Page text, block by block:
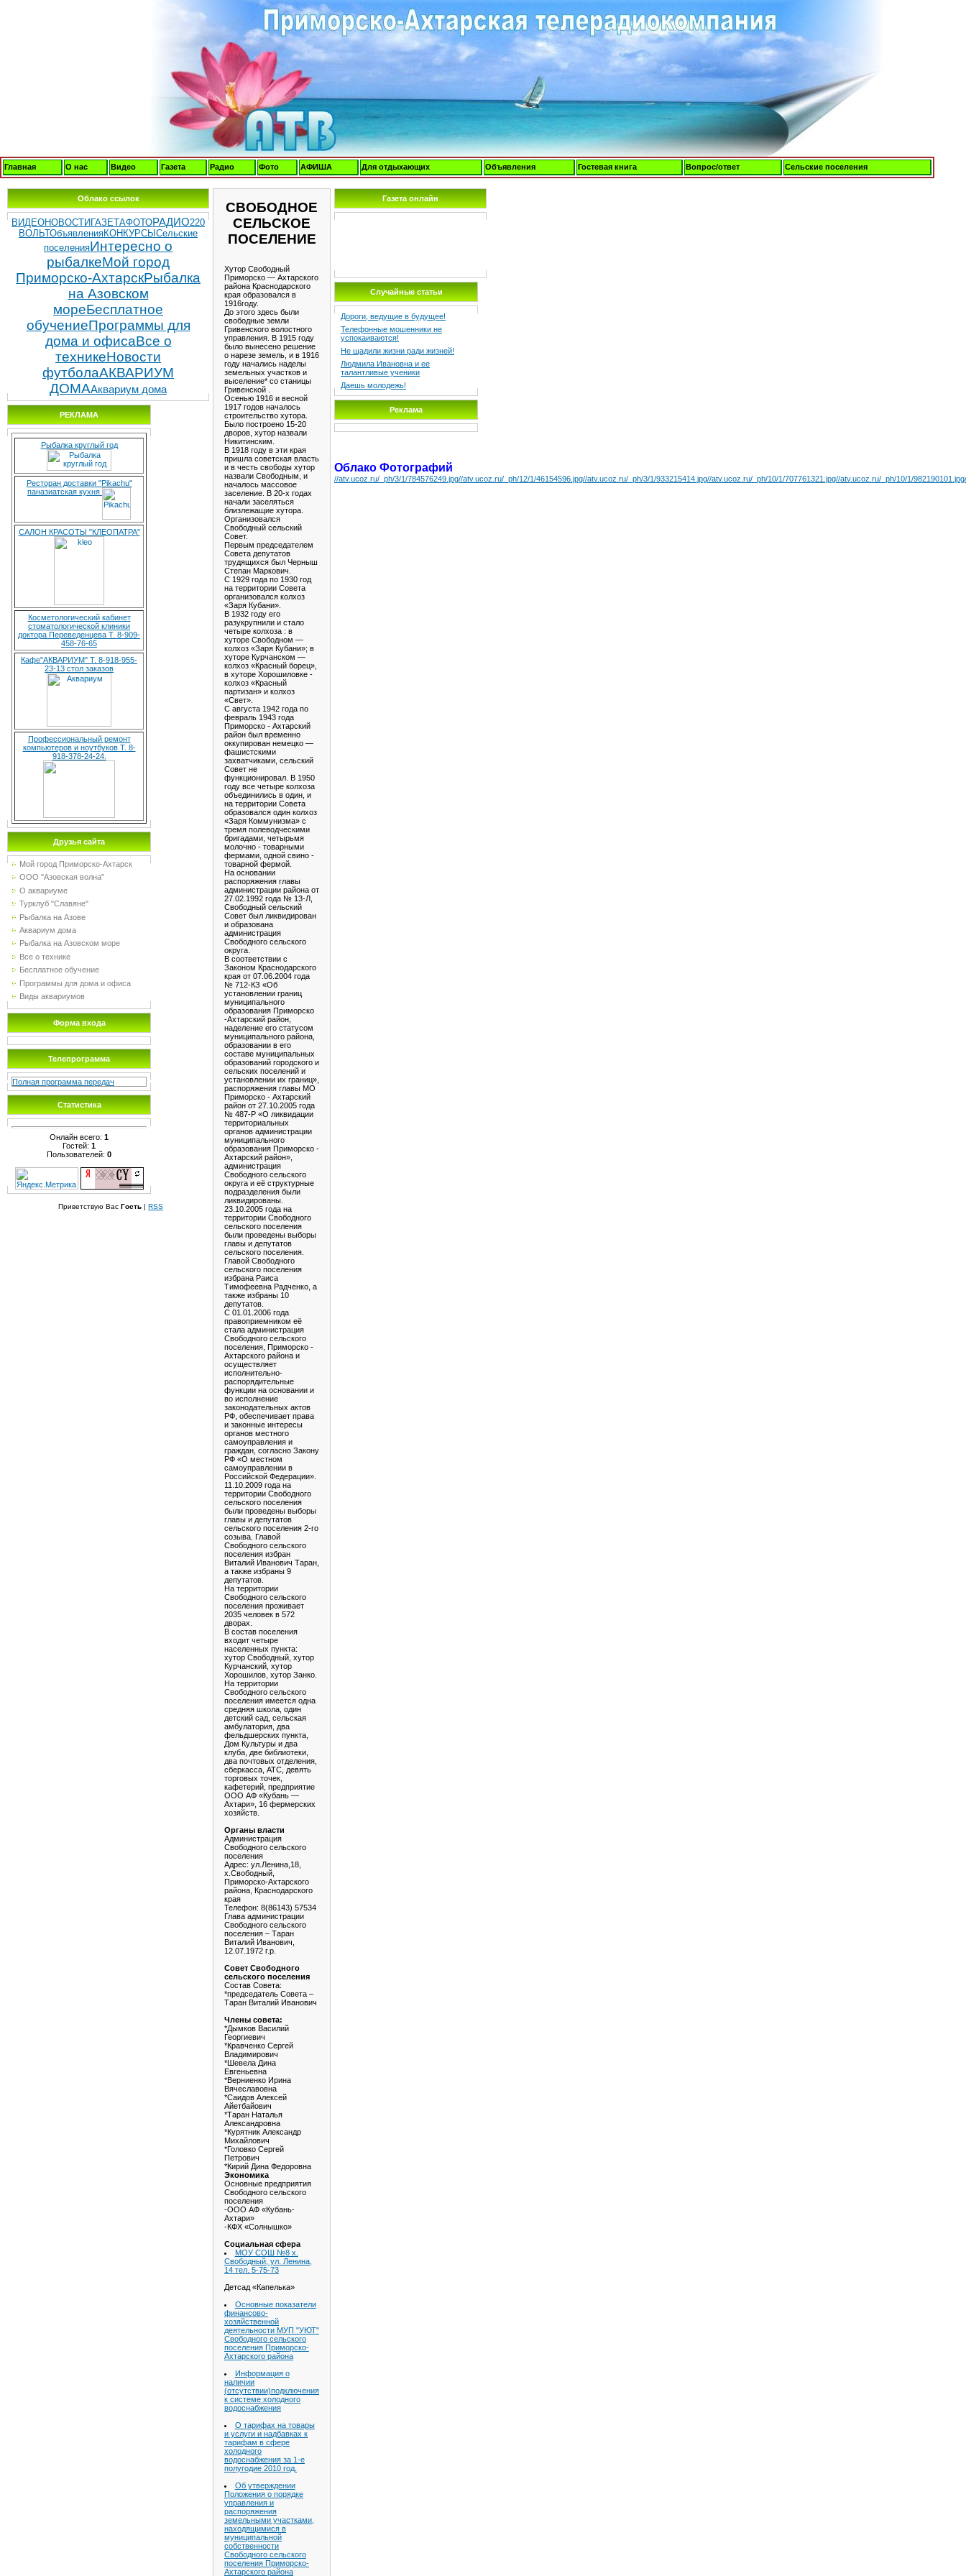
Главная О нас Видео Газета Радио Фото АФИША Для отдыхающих Объявления Гостевая книга Вопрос/ответ Сельские поселения
Облако ссылок
ВИДЕОНОВОСТИ ГАЗЕТАФОТОРАДИО220
ВОЛЬТОбъявленияКОНКУРСЫ Сельские
поселенияИнтересно о
рыбалкеМой город
Приморско-АхтарскРыбалка
на Азовском
мореБесплатное
обучениеПрограммы для
дома и офисаВсе о
техникеНовости
футболаАКВАРИУМ
ДОМААквариум дома
РЕКЛАМА
Рыбалка круглый год
Ресторан доставки "Pikachu"
паназиатская кухня
САЛОН КРАСОТЫ "КЛЕОПАТРА"
Косметологический кабинет
стоматологической клиники
доктора Переведенцева Т. 8-909-
458-76-65
Кафе"АКВАРИУМ" Т. 8-918-955-
23-13 стол заказов
Профессиональный ремонт
компьютеров и ноутбуков Т. 8-
918-378-24-24.
Друзья сайта
Мой город Приморско-Ахтарск
ООО "Азовская волна"
О аквариуме
Турклуб "Славяне"
Рыбалка на Азове
Аквариум дома
Рыбалка на Азовском море
Все о технике
Бесплатное обучение
Программы для дома и офиса
Виды аквариумов
Форма входа
Телепрограмма
Полная программа передач
Статистика
Онлайн всего: 1
Гостей: 1
Пользователей: 0
Приветствую Вас Гость | RSS
СВОБОДНОЕ
СЕЛЬСКОЕ
ПОСЕЛЕНИЕ
Хутор Свободный
Приморско — Ахтарского
района Краснодарского
края образовался в
1916году.
До этого здесь были
свободные земли
Гривенского волостного
управления. В 1915 году
было вынесено решение
о нарезе земель, и в 1916
году начались наделы
земельных участков и
выселение* со станицы
Гривенской .
Осенью 1916 и весной
1917 годов началось
строительство хутора.
Было построено 15-20
дворов, хутор назвали
Никитинским.
В 1918 году в эти края
пришла cоветская власть
и в честь cвободы хутор
назвали Свободным, и
началось массовое
заселение. В 20-х годах
начали заселяться
близлежащие хутора.
Организовался
Свободный сельский
Совет.
Первым председателем
Совета депутатов
трудящихся был Черныш
Степан Маркович.
С 1929 года по 1930 год
на территории Совета
организовался колхоз
«Заря Кубани».
В 1932 году его
разукрупнили и стало
четыре колхоза : в
хуторе Свободном —
колхоз «Заря Кубани»; в
хуторе Курчанском —
колхоз «Красный борец»,
в хуторе Хорошиловке -
колхоз «Красный
партизан» и колхоз
«Свет».
С августа 1942 года по
февраль 1943 года
Приморско - Ахтарский
район был временно
оккупирован немецко —
фашистскими
захватчиками, сельский
Совет не
функционировал. В 1950
году все четыре колхоза
объединились в один, и
на территории Совета
образовался один колхоз
«Заря Коммунизма» с
тремя полеводческими
бригадами, четырьмя
молочно - товарными
фермами, одной свино -
товарной фермой.
На основании
распоряжения главы
администрации района от
27.02.1992 года № 13-Л,
Свободный сельский
Совет был ликвидирован
и образована
администрация
Свободного сельского
округа.
В соответствии с
Законом Краснодарского
края от 07.06.2004 года
№ 712-КЗ «Об
установлении границ
муниципального
образования Приморско
-Ахтарский район,
наделение его статусом
муниципального района,
образовании в его
составе муниципальных
образований городского и
сельских поселений и
установлении их границ»,
распоряжения главы МО
Приморско - Ахтарский
район от 27.10.2005 года
№ 487-Р «О ликвидации
территориальных
органов администрации
муниципального
образования Приморско -
Ахтарский район»,
администрация
Свободного сельского
округа и её структурные
подразделения были
ликвидированы.
23.10.2005 года на
территории Свободного
сельского поселения
были проведены выборы
главы и депутатов
сельского поселения.
Главой Свободного
сельского поселения
избрана Раиса
Тимофеевна Радченко, а
также избраны 10
депутатов.
С 01.01.2006 года
правоприемником её
стала администрация
Свободного сельского
поселения, Приморско -
Ахтарского района и
осуществляет
исполнительно-
распорядительные
функции на основании и
во исполнение
законодательных актов
РФ, обеспечивает права
и законные интересы
органов местного
самоуправления и
граждан, согласно Закону
РФ «О местном
самоуправлении в
Российской Федерации».
11.10.2009 года на
территории Свободного
сельского поселения
были проведены выборы
главы и депутатов
сельского поселения 2-го
созыва. Главой
Свободного сельского
поселения избран
Виталий Иванович Таран,
а также избраны 9
депутатов.
На территории
Свободного сельского
поселения проживает
2035 человек в 572
дворах.
В состав поселения
входит четыре
населенных пункта:
хутор Свободный, хутор
Курчанский, хутор
Хорошилов, хутор Занко.
На территории
Свободного сельского
поселения имеется одна
средняя школа, один
детский сад, сельская
амбулатория, два
фельдшерских пункта,
Дом Культуры и два
клуба, две библиотеки,
два почтовых отделения,
сберкасса, АТС, девять
торговых точек,
кафетерий, предприятие
ООО АФ «Кубань —
Ахтари», 16 фермерских
хозяйств.
Органы власти
Администрация
Свободного сельского
поселения
Адрес: ул.Ленина,18,
х.Свободный,
Приморско-Ахтарского
района, Краснодарского
края
Телефон: 8(86143) 57534
Глава администрации
Свободного сельского
поселения – Таран
Виталий Иванович,
12.07.1972 г.р.
Совет Свободного
сельского поселения
Состав Совета:
*председатель Совета –
Таран Виталий Иванович
Члены совета:
*Дымков Василий
Георгиевич
*Кравченко Сергей
Владимирович
*Шевела Дина
Евгеньевна
*Верниенко Ирина
Вячеславовна
*Саидов Алексей
Айетбайович
*Таран Наталья
Александровна
*Курятник Александр
Михайлович
*Головко Сергей
Петрович
*Кирий Дина Федоровна
Экономика
Основные предприятия
Свободного сельского
поселения
-ООО АФ «Кубань-
Ахтари»
-КФХ «Солнышко»
Социальная сфера
МОУ СОШ №8 х.
Свободный, ул. Ленина,
14 тел. 5-75-73
Детсад «Капелька»
Основные показатели
финансово-
хозяйственной
деятельности МУП "УЮТ"
Свободного сельского
поселения Приморско-
Ахтарского района
Информация о
наличии
(отсутствии)подключения
к системе холодного
водоснабжения
О тарифах на товары
и услуги и надбавках к
тарифам в сфере
холодного
водоснабжения за 1-е
полугодие 2010 год.
Об утверждении
Положения о порядке
управления и
распоряжения
земельными участками,
находящимися в
муниципальной
собственности
Свободного сельского
поселения Приморско-
Ахтарского района
Газета онлайн
Случайные статьи
Дороги, ведущие в будущее!
Телефонные мошенники не
успокаиваются!
Не щадили жизни ради жизней!
Людмила Ивановна и ее
талантливые ученики
Даешь молодежь!
Реклама
Облако Фотографий
//atv.ucoz.ru/_ph/3/1/784576249.jpg//atv.ucoz.ru/_ph/12/1/46154596.jpg//atv.ucoz.ru/_ph/3/1/933215414.jpg//atv.ucoz.ru/_ph/10/1/707761321.jpg//atv.ucoz.ru/_ph/10/1/982190101.jpg